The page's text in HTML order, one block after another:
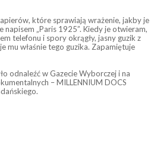
które sprawiają wrażenie, jakby je
„Paris 1925”. Kiedy je otwieram,
telefonu i spory okrągły, jasny guzik z
mu właśnie tego guzika. Zapamiętuje
odnaleźć w Gazecie Wyborczej i na
– MILLENNIUM DOCS